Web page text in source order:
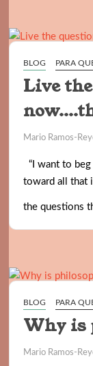
BLOG PARA
Live
Mario Ramos-
“I want to
toward all that
the questions
BLOG PARA
Why is
Mario Ramos-